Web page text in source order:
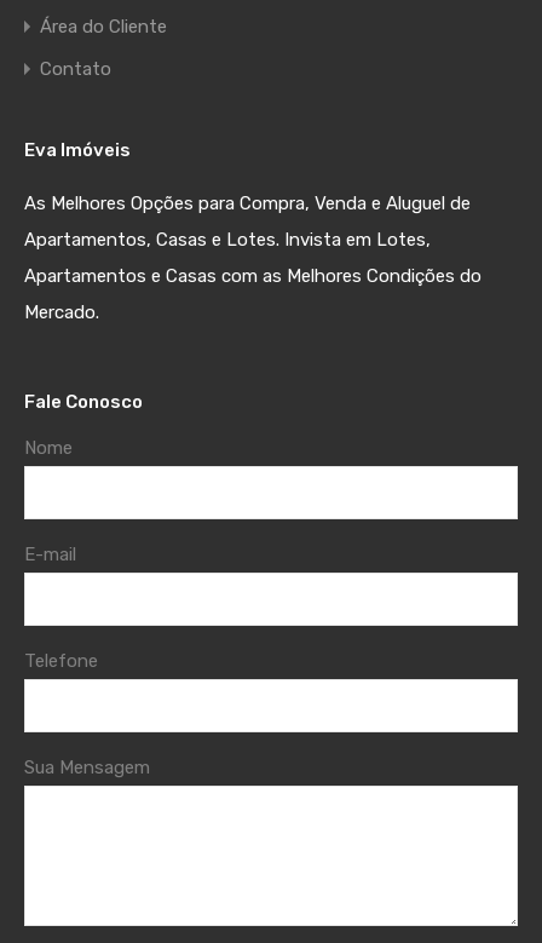
Área do Cliente
Contato
Eva Imóveis
As Melhores Opções para Compra, Venda e Aluguel de
Apartamentos, Casas e Lotes. Invista em Lotes,
Apartamentos e Casas com as Melhores Condições do
Mercado.
Fale Conosco
Nome
E-mail
Telefone
Sua Mensagem